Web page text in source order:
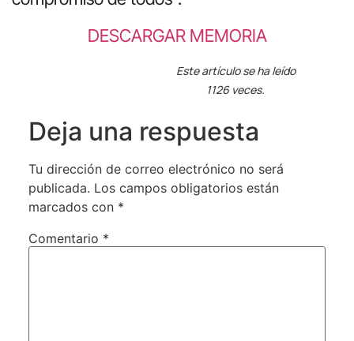
DESCARGAR MEMORIA
Este artículo se ha leído
1126 veces.
Deja una respuesta
Tu dirección de correo electrónico no será
publicada. Los campos obligatorios están
marcados con *
Comentario *